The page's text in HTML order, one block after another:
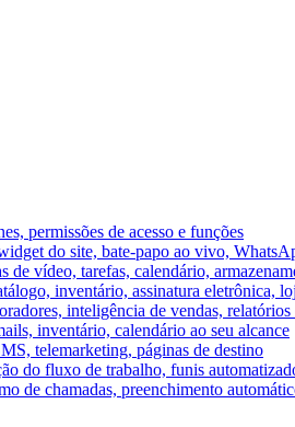
permissões de acesso e funções
do site, bate-papo ao vivo,
de vídeo, tarefas, calendário,
inventário, assinatura eletrônica,
inteligência de vendas,
inventário, calendário ao seu alcance
telemarketing, páginas de destino
do fluxo de trabalho, funis
de chamadas, preenchimento